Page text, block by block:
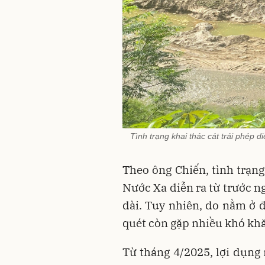
Tình trạng khai thác cát trái phép
Theo ông Chiến, tình
Nước Xa diễn ra từ trước
dài. Tuy nhiên, do nằm ở
quét còn gặp nhiều khó
Từ tháng 4/2025, lợi dụng